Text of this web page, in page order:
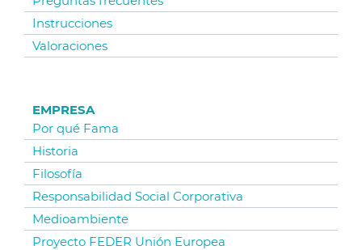
Instrucciones
Valoraciones
EMPRESA
Por qué Fama
Historia
Filosofía
Responsabilidad Social Corporativa
Medioambiente
Proyecto FEDER Unión Europea